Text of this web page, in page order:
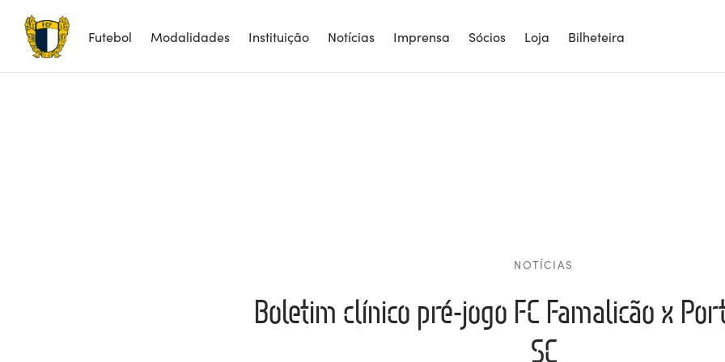
Futebol Modalidades Instituição Notícias Imprensa Sócios Loja Bilheteira
NOTÍCIAS
Boletim clínico pré-jogo FC Famalicão x
SC